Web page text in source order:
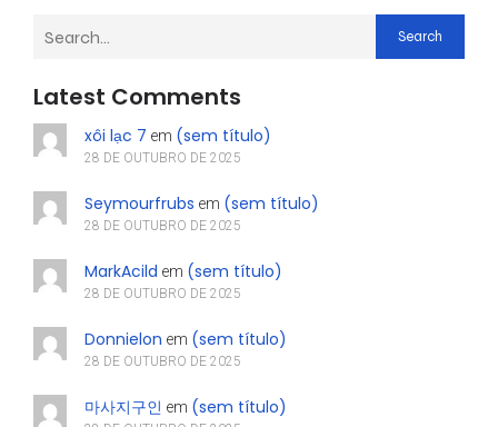
Search
Latest Comments
xôi lạc 7 em (sem título)
28 DE OUTUBRO DE 2025
Seymourfrubs em (sem título)
28 DE OUTUBRO DE 2025
MarkAcild em (sem título)
28 DE OUTUBRO DE 2025
Donnielon em (sem título)
28 DE OUTUBRO DE 2025
마사지구인 em (sem título)